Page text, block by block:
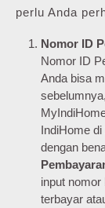
perlu Anda
Nomor ID
Nomor ID
Anda bisa
IndiHome
dengan
input
terbayar